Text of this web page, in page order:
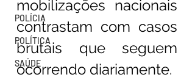
POLÍCIA
POLÍTICA
SAÚDE
mobilizações nacionais
contrastam com casos
brutais que seguem
ocorrendo diariamente.